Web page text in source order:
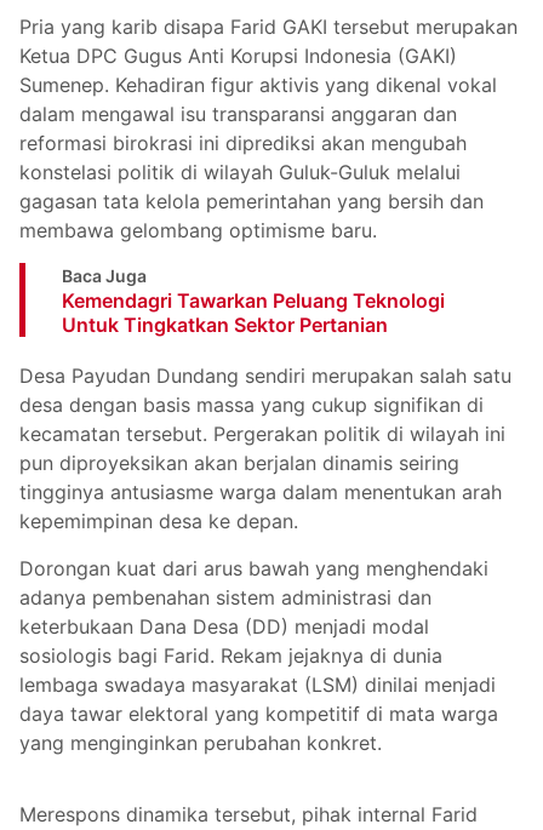
Pria yang karib disapa Farid GAKI tersebut merupakan
Ketua DPC Gugus Anti Korupsi Indonesia (GAKI)
Sumenep. Kehadiran figur aktivis yang dikenal vokal
dalam mengawal isu transparansi anggaran dan
reformasi birokrasi ini diprediksi akan mengubah
konstelasi politik di wilayah Guluk-Guluk melalui
gagasan tata kelola pemerintahan yang bersih dan
membawa gelombang optimisme baru.
Baca Juga
Kemendagri Tawarkan Peluang Teknologi
Untuk Tingkatkan Sektor Pertanian
Desa Payudan Dundang sendiri merupakan salah satu
desa dengan basis massa yang cukup signifikan di
kecamatan tersebut. Pergerakan politik di wilayah ini
pun diproyeksikan akan berjalan dinamis seiring
tingginya antusiasme warga dalam menentukan arah
kepemimpinan desa ke depan.
Dorongan kuat dari arus bawah yang menghendaki
adanya pembenahan sistem administrasi dan
keterbukaan Dana Desa (DD) menjadi modal
sosiologis bagi Farid. Rekam jejaknya di dunia
lembaga swadaya masyarakat (LSM) dinilai menjadi
daya tawar elektoral yang kompetitif di mata warga
yang menginginkan perubahan konkret.
Merespons dinamika tersebut, pihak internal Farid